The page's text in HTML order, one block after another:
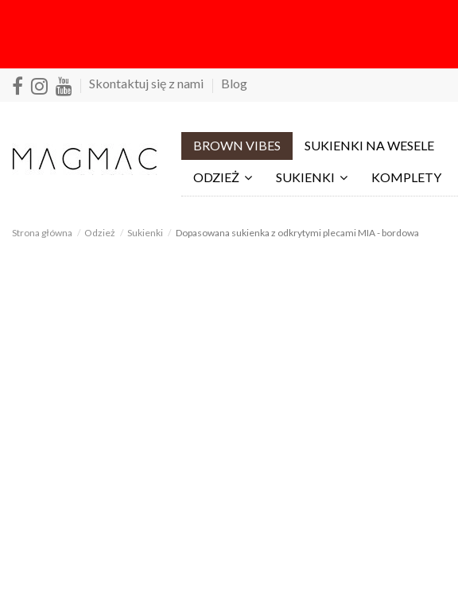
Skontaktuj się z nami Blog
BROWN VIBES SUKIENKI NA WESELE
ODZIEŻ SUKIENKI KOMPLETY
Strona główna Odzież Sukienki Dopasowana sukienka z odkrytymi plecami MIA - bordowa